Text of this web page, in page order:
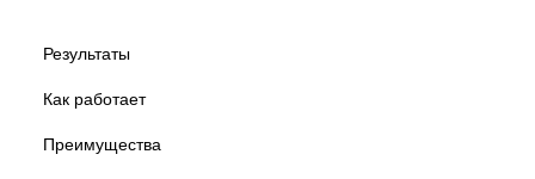
Результаты
Как работает
Преимущества